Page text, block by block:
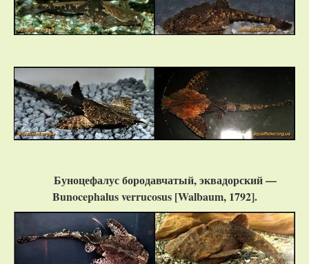
Буноцефалус бородавчатый, эквадорский —
Bunocephalus verrucosus [Walbaum, 1792].